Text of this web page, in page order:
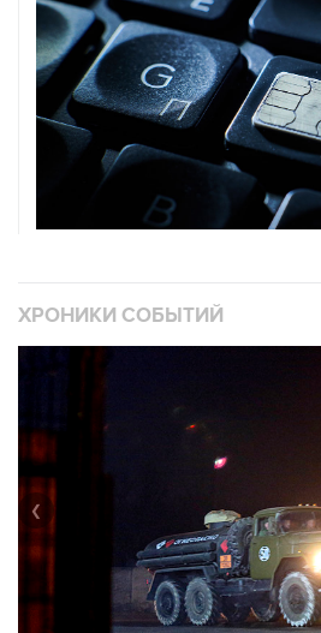
ХРОНИКИ СОБЫТИЙ
❮